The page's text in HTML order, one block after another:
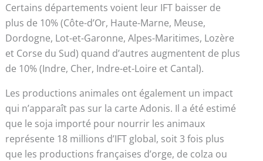
Certains départements voient leur IFT baisser de
plus de 10% (Côte-d’Or, Haute-Marne, Meuse,
Dordogne, Lot-et-Garonne, Alpes-Maritimes, Lozère
et Corse du Sud) quand d’autres augmentent de plus
de 10% (Indre, Cher, Indre-et-Loire et Cantal).
Les productions animales ont également un impact
qui n’apparaît pas sur la carte Adonis. Il a été estimé
que le soja importé pour nourrir les animaux
représente 18 millions d’IFT global, soit 3 fois plus
que les productions françaises d’orge, de colza ou